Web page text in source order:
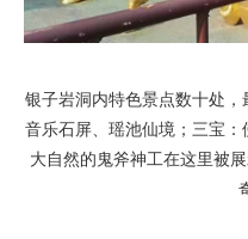
银子岩洞内特色景点数十处，
音乐石屏、瑶池仙境；三宝：
大自然的鬼斧神工在这里被